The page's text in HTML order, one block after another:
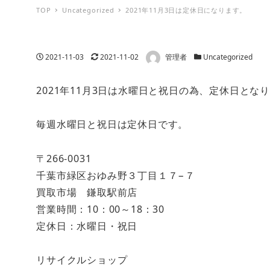
TOP Uncategorized 2021年11月3日は定休日になります。
投稿日
2021-11-03 更新日
2021-11-02 著者 管理者 カテゴリー
Uncategorized
2021年11月3日は水曜日と祝日の為、定休日とな
毎週水曜日と祝日は定休日です。
〒266-0031
千葉市緑区おゆみ野３丁目１７−７
買取市場 鎌取駅前店
営業時間：10：00～18：30
定休日：水曜日・祝日
リサイクルショップ